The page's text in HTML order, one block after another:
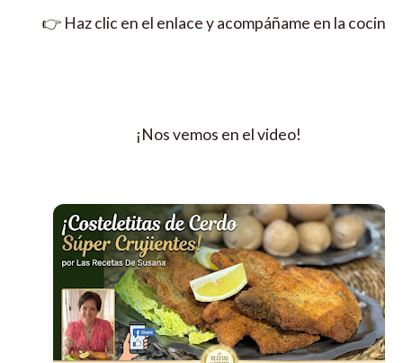
👉 Haz clic en el enlace y acompáñame en la cocina.
¡Nos vemos en el video!